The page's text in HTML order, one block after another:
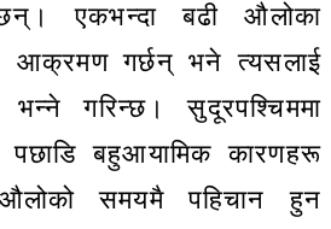
छन्। एकभन्दा बढी औलोका
आक्रमण गर्छन् भने त्यसलाई
गरिन्छ। सुदूरपश्चिममा
बहुआयामिक कारणहरू
समयमै पहिचान हुन